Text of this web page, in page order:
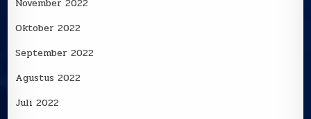
November 2022
Oktober 2022
September 2022
Agustus 2022
Juli 2022